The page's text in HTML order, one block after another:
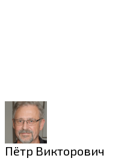
Пётр Викторович